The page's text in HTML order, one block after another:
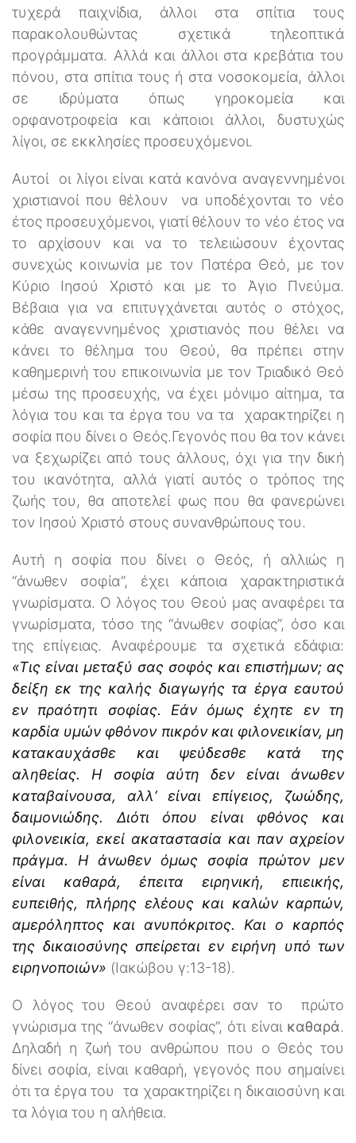
τυχερά παιχνίδια, άλλοι στα σπίτια τους
παρακολουθώντας σχετικά τηλεοπτικά
προγράμματα. Αλλά και άλλοι στα κρεβάτια του
πόνου, στα σπίτια τους ή στα νοσοκομεία, άλλοι
σε ιδρύματα όπως γηροκομεία και
ορφανοτροφεία και κάποιοι άλλοι, δυστυχώς
λίγοι, σε εκκλησίες προσευχόμενοι.
Αυτοί οι λίγοι είναι κατά κανόνα αναγεννημένοι
χριστιανοί που θέλουν να υποδέχονται το νέο
έτος προσευχόμενοι, γιατί θέλουν το νέο έτος να
το αρχίσουν και να το τελειώσουν έχοντας
συνεχώς κοινωνία με τον Πατέρα Θεό, με τον
Κύριο Ιησού Χριστό και με το Άγιο Πνεύμα.
Βέβαια για να επιτυγχάνεται αυτός ο στόχος,
κάθε αναγεννημένος χριστιανός που θέλει να
κάνει το θέλημα του Θεού, θα πρέπει στην
καθημερινή του επικοινωνία με τον Τριαδικό Θεό
μέσω της προσευχής, να έχει μόνιμο αίτημα, τα
λόγια του και τα έργα του να τα χαρακτηρίζει η
σοφία που δίνει ο Θεός.Γεγονός που θα τον κάνει
να ξεχωρίζει από τους άλλους, όχι για την δική
του ικανότητα, αλλά γιατί αυτός ο τρόπος της
ζωής του, θα αποτελεί φως που θα φανερώνει
τον Ιησού Χριστό στους συνανθρώπους του.
Αυτή η σοφία που δίνει ο Θεός, ή αλλιώς η
‘‘άνωθεν σοφία’’, έχει κάποια χαρακτηριστικά
γνωρίσματα. Ο λόγος του Θεού μας αναφέρει τα
γνωρίσματα, τόσο της ‘‘άνωθεν σοφίας’’, όσο και
της επίγειας. Αναφέρουμε τα σχετικά εδάφια:
«Τις είναι μεταξύ σας σοφός και επιστήμων; ας
δείξη εκ της καλής διαγωγής τα έργα εαυτού
εν πραότητι σοφίας. Εάν όμως έχητε εν τη
καρδία υμών φθόνον πικρόν και φιλονεικίαν, μη
κατακαυχάσθε και ψεύδεσθε κατά της
αληθείας. Η σοφία αύτη δεν είναι άνωθεν
καταβαίνουσα, αλλ’ είναι επίγειος, ζωώδης,
δαιμονιώδης. Διότι όπου είναι φθόνος και
φιλονεικία, εκεί ακαταστασία και παν αχρείον
πράγμα. Η άνωθεν όμως σοφία πρώτον μεν
είναι καθαρά, έπειτα ειρηνική, επιεικής,
ευπειθής, πλήρης ελέους και καλών καρπών,
αμερόληπτος και ανυπόκριτος. Και ο καρπός
της δικαιοσύνης σπείρεται εν ειρήνη υπό των
ειρηνοποιών» (Ιακώβου γ:13-18).
Ο λόγος του Θεού αναφέρει σαν το πρώτο
γνώρισμα της ‘‘άνωθεν σοφίας’’, ότι είναι καθαρά.
Δηλαδή η ζωή του ανθρώπου που ο Θεός του
δίνει σοφία, είναι καθαρή, γεγονός που σημαίνει
ότι τα έργα του τα χαρακτηρίζει η δικαιοσύνη και
τα λόγια του η αλήθεια.